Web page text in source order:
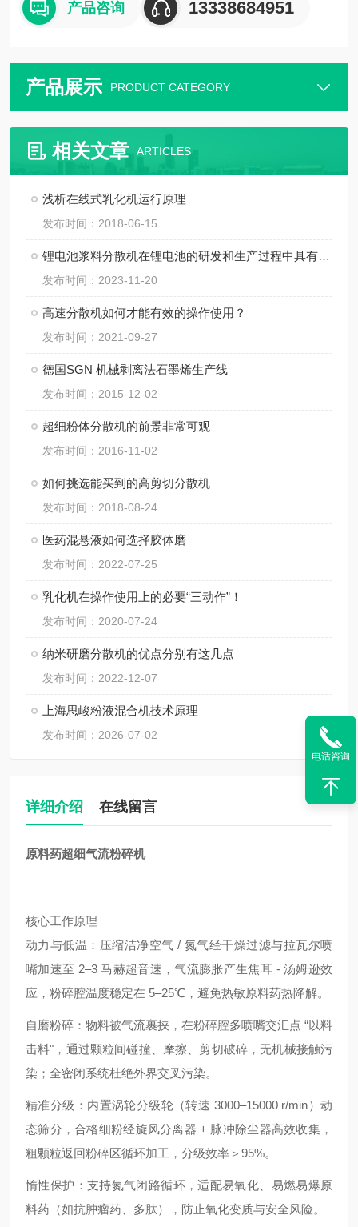
产品咨询 13338684951
产品展示 PRODUCT CATEGORY
相关文章 ARTICLES
浅析在线式乳化机运行原理
发布时间：2018-06-15
锂电池浆料分散机在锂电池的研发和生产过程中具有非常重要的作用
发布时间：2023-11-20
高速分散机如何才能有效的操作使用？
发布时间：2021-09-27
德国SGN 机械剥离法石墨烯生产线
发布时间：2015-12-02
超细粉体分散机的前景非常可观
发布时间：2016-11-02
如何挑选能买到的高剪切分散机
发布时间：2018-08-24
医药混悬液如何选择胶体磨
发布时间：2022-07-25
乳化机在操作使用上的必要“三动作”！
发布时间：2020-07-24
纳米研磨分散机的优点分别有这几点
发布时间：2022-12-07
上海思峻粉液混合机技术原理
发布时间：2026-07-02
详细介绍 在线留言
原料药超细气流粉碎机
核心工作原理
动力与低温：压缩洁净空气 / 氮气经干燥过滤与拉瓦尔喷
嘴加速至 2–3 马赫超音速，气流膨胀产生焦耳 - 汤姆逊效
应，粉碎腔温度稳定在 5–25℃，避免热敏原料药热降解。
自磨粉碎：物料被气流裹挟，在粉碎腔多喷嘴交汇点 “以料
击料"，通过颗粒间碰撞、摩擦、剪切破碎，无机械接触污
染；全密闭系统杜绝外界交叉污染。
精准分级：内置涡轮分级轮（转速 3000–15000 r/min）动
态筛分，合格细粉经旋风分离器 + 脉冲除尘器高效收集，
粗颗粒返回粉碎区循环加工，分级效率＞95%。
惰性保护：支持氮气闭路循环，适配易氧化、易燃易爆原
料药（如抗肿瘤药、多肽），防止氧化变质与安全风险。
电话咨询